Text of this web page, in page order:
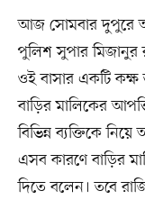
আজ সোমবার দুপুরে
পুলিশ সুপার মিজানুর
ওই বাসার একটি কক্ষ
বাড়ির মালিকের
বিভিন্ন ব্যক্তিকে
এসব কারণে বাড়ির
দিতে বলেন। তবে